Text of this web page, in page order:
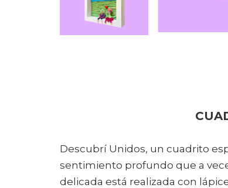
Descubrí Unidos, un cuadrito
sentimiento profundo que a
delicada está realizada con